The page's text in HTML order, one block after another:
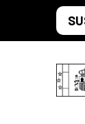
Saltar al